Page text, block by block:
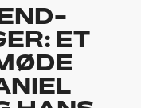
ET